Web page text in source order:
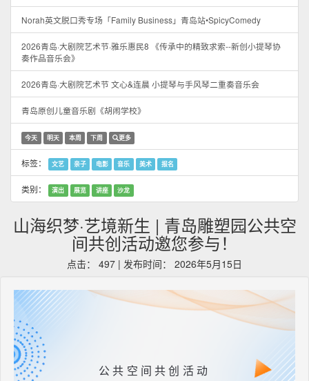
Norah英文脱口秀专场「Family Business」青岛站•SpicyComedy
2026青岛·大剧院艺术节·雅乐惠民8 《传承中的精致求索--新创小提琴协
奏作品音乐会》
2026青岛·大剧院艺术节 文心&连晨 小提琴与手风琴二重奏音乐会
青岛原创儿童音乐剧《胡闹学校》
今天 明天 本周 下周 更多
标签： 文艺 亲子 电影 音乐 美术 报名
类别： 演出 展览 讲座 沙龙
山海织梦·艺境新生 | 青岛雕塑园公共空
间共创活动邀您参与！
点击： 497 | 发布时间： 2026年5月15日
公共空间共创活动